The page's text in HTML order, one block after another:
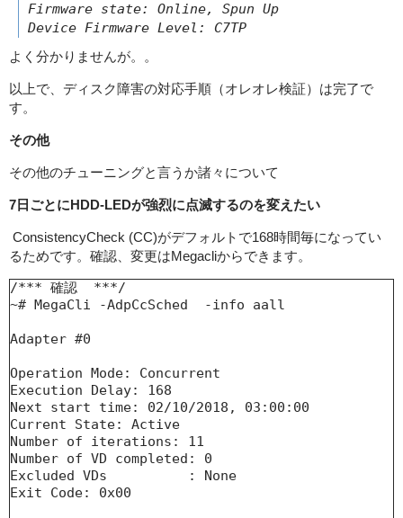
Firmware state: Online, Spun Up
Device Firmware Level: C7TP
よく分かりませんが。。
以上で、ディスク障害の対応手順（オレオレ検証）は完了で
す。
その他
その他のチューニングと言うか諸々について
7日ごとにHDD-LEDが強烈に点滅するのを変えたい
ConsistencyCheck (CC)がデフォルトで168時間毎になってい
るためです。確認、変更はMegacliからできます。
/*** 確認  ***/
~# MegaCli -AdpCcSched  -info aall
Adapter #0
Operation Mode: Concurrent
Execution Delay: 168
Next start time: 02/10/2018, 03:00:00
Current State: Active
Number of iterations: 11
Number of VD completed: 0
Excluded VDs          : None
Exit Code: 0x00